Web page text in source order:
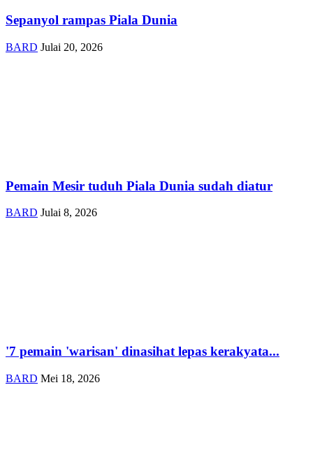
Sepanyol rampas Piala Dunia
BARD Julai 20, 2026
Pemain Mesir tuduh Piala Dunia sudah diatur
BARD Julai 8, 2026
'7 pemain 'warisan' dinasihat lepas kerakyata...
BARD Mei 18, 2026